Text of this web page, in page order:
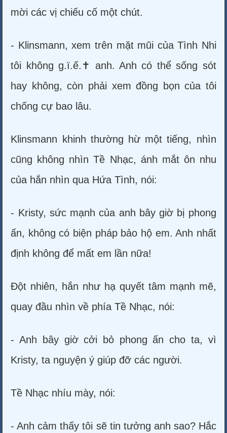
mời các vị chiếu cố một chút.
- Klinsmann, xem trên mặt mũi của Tình Nhi
tôi không g.ï.ế.✝ anh. Anh có thể sống sót
hay không, còn phải xem đồng bọn của tôi
chống cự bao lâu.
Klinsmann khinh thường hừ một tiếng, nhìn
cũng không nhìn Tề Nhạc, ánh mắt ôn nhu
của hắn nhìn qua Hứa Tình, nói:
- Kristy, sức mạnh của anh bây giờ bị phong
ấn, không có biện pháp bảo hộ em. Anh nhất
định không để mất em lần nữa!
Đột nhiên, hắn như hạ quyết tâm mạnh mẽ,
quay đầu nhìn về phía Tề Nhạc, nói:
- Anh bây giờ cởi bỏ phong ấn cho ta, vì
Kristy, ta nguyện ý giúp đỡ các người.
Tề Nhạc nhíu mày, nói:
- Anh cảm thấy tôi sẽ tin tưởng anh sao? Hắc